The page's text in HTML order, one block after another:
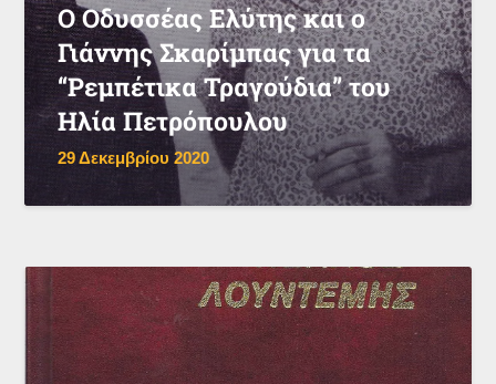
Ο Οδυσσέας Ελύτης και ο
Γιάννης Σκαρίμπας για τα
“Ρεμπέτικα Τραγούδια” του
Ηλία Πετρόπουλου
29 Δεκεμβρίου 2020